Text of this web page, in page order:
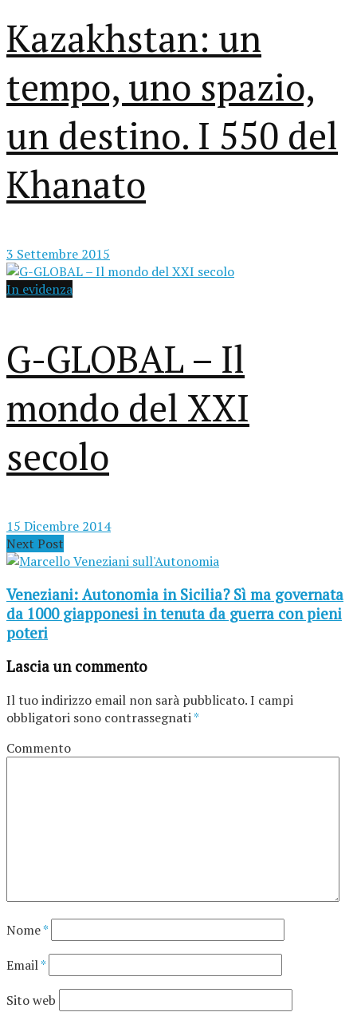
Kazakhstan: un
tempo, uno spazio,
un destino. I 550 del
Khanato
3 Settembre 2015
In evidenza
G-GLOBAL – Il
mondo del XXI
secolo
15 Dicembre 2014
Next Post
Veneziani: Autonomia in Sicilia? Sì ma governata
da 1000 giapponesi in tenuta da guerra con pieni
poteri
Lascia un commento
Il tuo indirizzo email non sarà pubblicato.I campi
obbligatori sono contrassegnati*
Commento
Nome*
Email*
Sito web